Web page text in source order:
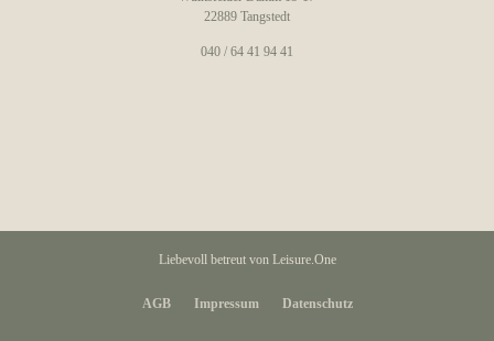
22889 Tangstedt
040 / 64 41 94 41
Liebevoll betreut von Leisure.One
AGB Impressum Datenschutz